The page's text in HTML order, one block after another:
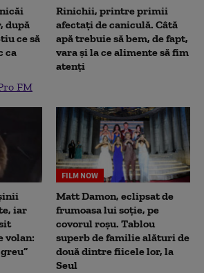
după
ce să
ca
FM
Rinichii, printre primii
afectați de caniculă. Câtă
apă trebuie să bem, de fapt,
vara și la ce alimente să fim
atenți
iar
volan:
FILM NOW
Matt Damon, eclipsat de
frumoasa lui soție, pe
covorul roșu. Tablou
superb de familie alături de
două dintre fiicele lor, la
Seul